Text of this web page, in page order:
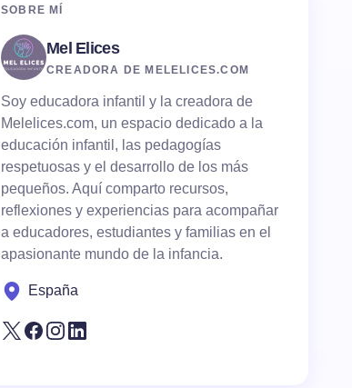
SOBRE MÍ
Mel Elices
CREADORA DE MELELICES.COM
Soy educadora infantil y la creadora de
Melelices.com, un espacio dedicado a la
educación infantil, las pedagogías
respetuosas y el desarrollo de los más
pequeños. Aquí comparto recursos,
reflexiones y experiencias para acompañar
a educadores, estudiantes y familias en el
apasionante mundo de la infancia.
España